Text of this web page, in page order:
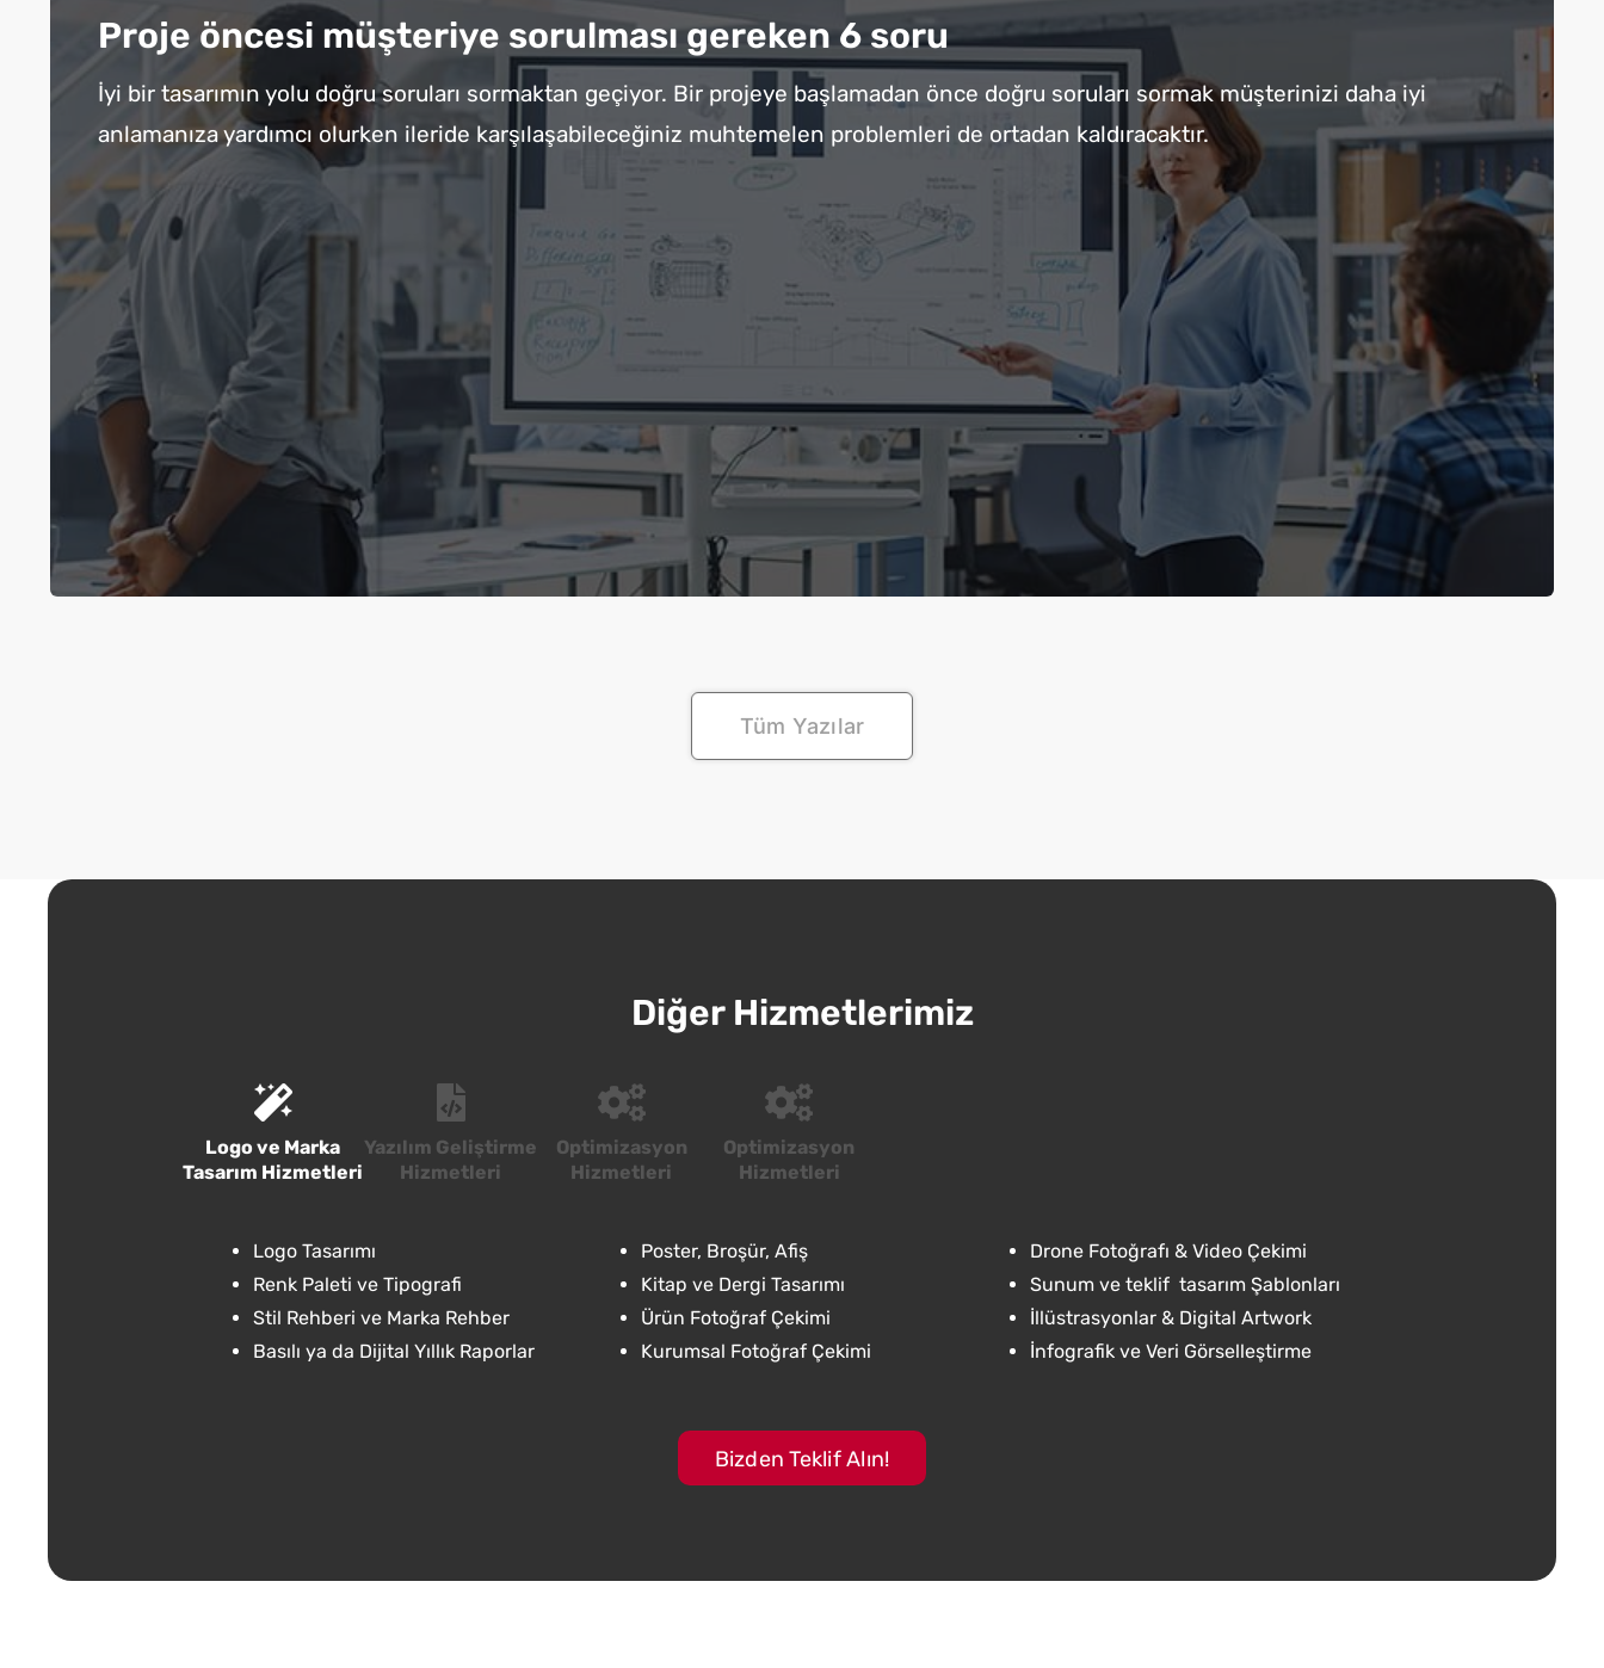
Proje öncesi müşteriye sorulması gereken 6 soru
İyi bir tasarımın yolu doğru soruları sormaktan geçiyor. Bir projeye başlamadan önce doğru soruları sormak müşterinizi daha iyi
anlamanıza yardımcı olurken ileride karşılaşabileceğiniz muhtemelen problemleri de ortadan kaldıracaktır.
Tüm Yazılar
Diğer Hizmetlerimiz
Logo ve Marka
Tasarım Hizmetleri
Yazılım Geliştirme
Hizmetleri
Optimizasyon
Hizmetleri
Optimizasyon
Hizmetleri
Logo Tasarımı
Renk Paleti ve Tipografi
Stil Rehberi ve Marka Rehber
Basılı ya da Dijital Yıllık Raporlar
Poster, Broşür, Afiş
Kitap ve Dergi Tasarımı
Ürün Fotoğraf Çekimi
Kurumsal Fotoğraf Çekimi
Drone Fotoğrafı & Video Çekimi
Sunum ve teklif tasarım Şablonları
İllüstrasyonlar & Digital Artwork
İnfografik ve Veri Görselleştirme
Bizden Teklif Alın!